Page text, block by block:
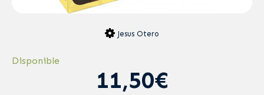
Jesus Otero
Disponible
11,50€